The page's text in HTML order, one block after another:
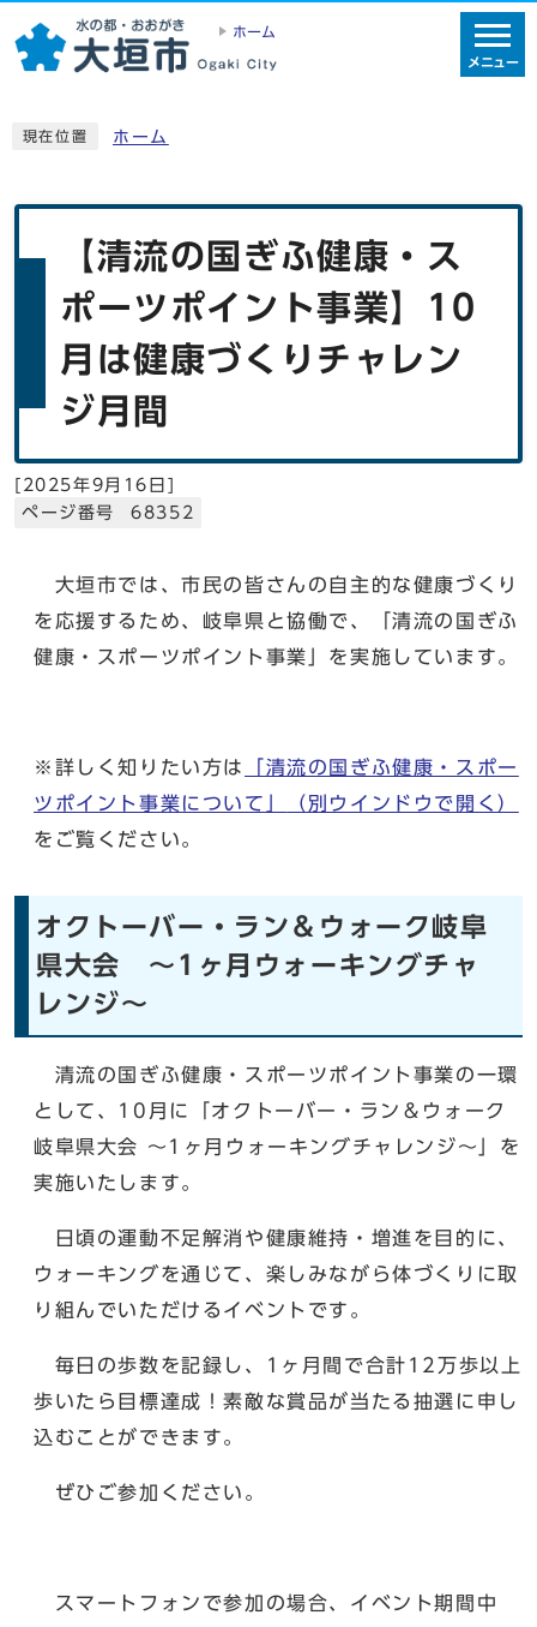
ホーム
メニュー
現在位置 ホーム
【清流の国ぎふ健康・ス
ポーツポイント事業】10
月は健康づくりチャレン
ジ月間
[ 2025年9月16日 ]
ページ番号 68352
大垣市では、市民の皆さんの自主的な健康づくり
を応援するため、岐阜県と協働で、「清流の国ぎふ
健康・スポーツポイント事業」を実施しています。
※詳しく知りたい方は
「清流の国ぎふ健康・スポー
ツポイント事業について」
（別ウインドウで開く）
をご覧ください。
オクトーバー・ラン＆ウォーク岐阜
県大会 〜1ヶ月ウォーキングチャ
レンジ〜
清流の国ぎふ健康・スポーツポイント事業の一環
として、10月に「オクトーバー・ラン＆ウォーク
岐阜県大会 〜1ヶ月ウォーキングチャレンジ〜」を
実施いたします。
日頃の運動不足解消や健康維持・増進を目的に、
ウォーキングを通じて、楽しみながら体づくりに取
り組んでいただけるイベントです。
毎日の歩数を記録し、1ヶ月間で合計12万歩以上
歩いたら目標達成！素敵な賞品が当たる抽選に申し
込むことができます。
ぜひご参加ください。
スマートフォンで参加の場合、イベント期間中